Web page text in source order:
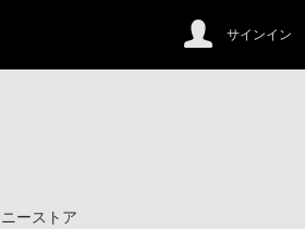
サインイン
ーストア